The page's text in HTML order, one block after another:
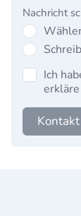
Nachricht
Ich